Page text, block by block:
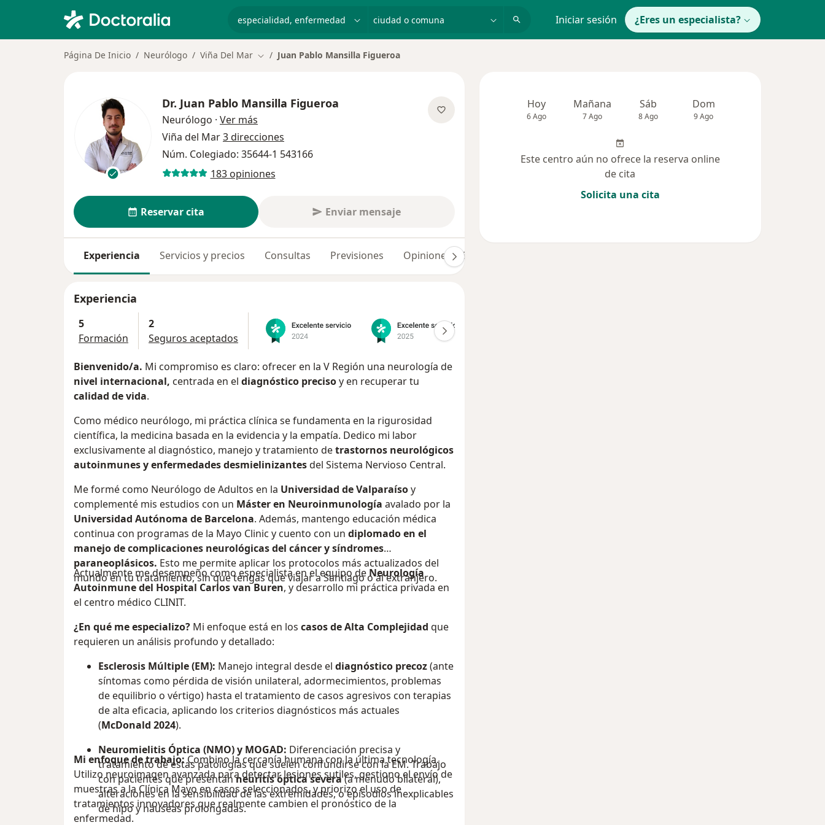
Iniciar sesión ¿Eres un especialista?
Página De Inicio Neurólogo Viña Del Mar Cambiar de ciudad
Juan Pablo Mansilla Figueroa
Dr. Juan Pablo Mansilla Figueroa
Neurólogo · Ver más
Viña del Mar3 direcciones
Núm. Colegiado: 35644-1 543166
183 opiniones
Reservar cita Enviar mensaje
Experiencia Servicios y precios Consultas Previsiones Opiniones (183)
Experiencia
5
Formación
2
Seguros aceptados
Bienvenido/a. Mi compromiso es claro: ofrecer en la V Región una neurología de
nivel internacional, centrada en el diagnóstico precisoy en recuperar tu
calidad de vida.
Como médico neurólogo, mi práctica clínica se fundamenta en la rigurosidad
científica, la medicina basada en la evidencia y la empatía. Dedico mi labor
exclusivamente al diagnóstico, manejo y tratamiento detrastornos neurológicos
autoinmunes y enfermedades desmielinizantesdel Sistema Nervioso Central.
Me formé como Neurólogo de Adultos en la Universidad de Valparaísoy
complementé mis estudios con un Máster en Neuroinmunología avalado por la
Universidad Autónoma de Barcelona. Además, mantengo educación médica
continua con programas de la Mayo Clinic y cuento con un diplomado en el
manejo de complicaciones neurológicas del cáncer y síndromes
paraneoplásicos. Esto me permite aplicar los protocolos más actualizados del
mundo en tu tratamiento, sin que tengas que viajar a Santiago o al extranjero.
Actualmente me desempeño como especialista en el equipo deNeurología
Autoinmune del Hospital Carlos van Buren, y desarrollo mi práctica privada en
el centro médico CLINIT.
¿En qué me especializo? Mi enfoque está en los casos de Alta Complejidad que
requieren un análisis profundo y detallado:
Esclerosis Múltiple (EM): Manejo integral desde el diagnóstico precoz(ante
síntomas como pérdida de visión unilateral, adormecimientos, problemas
de equilibrio o vértigo) hasta el tratamiento de casos agresivos con terapias
de alta eficacia, aplicando los criterios diagnósticos más actuales
(McDonald 2024).
Neuromielitis Óptica (NMO) y MOGAD: Diferenciación precisa y
tratamiento de estas patologías que suelen confundirse con la EM. Trabajo
con pacientes que presentanneuritis óptica severa(a menudo bilateral),
alteraciones en la sensibilidad de las extremidades, o episodios inexplicables
de hipo y náuseas prolongadas.
Mi enfoque de trabajo:Combino la cercanía humana con la última tecnología.
Utilizo neuroimagen avanzada para detectar lesiones sutiles, gestiono el envío de
muestras a la Clínica Mayo en casos seleccionados, y priorizo el uso de
tratamientos innovadores que realmente cambien el pronóstico de la
enfermedad.
Hoy
6 Ago
Mañana
7 Ago
Sáb
8 Ago
Dom
9 Ago
Este centro aún no ofrece la reserva online
de cita
Solicita una cita